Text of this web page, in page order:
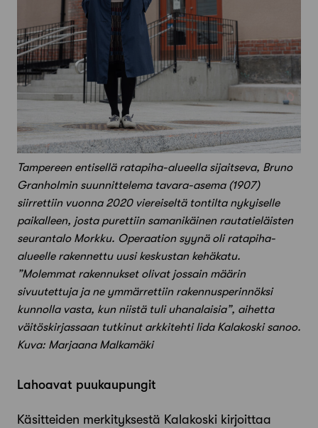
Tampereen entisellä ratapiha-alueella sijaitseva, Bruno
Granholmin suunnittelema tavara-asema (1907)
siirrettiin vuonna 2020 viereiseltä tontilta nykyiselle
paikalleen, josta purettiin samanikäinen rautatieläisten
seurantalo Morkku. Operaation syynä oli ratapiha-
alueelle rakennettu uusi keskustan kehäkatu.
”Molemmat rakennukset olivat jossain määrin
sivuutettuja ja ne ymmärrettiin rakennusperinnöksi
kunnolla vasta, kun niistä tuli uhanalaisia”, aihetta
väitöskirjassaan tutkinut arkkitehti Iida Kalakoski sanoo.
Kuva: Marjaana Malkamäki
Lahoavat puukaupungit
Käsitteiden merkityksestä Kalakoski kirjoittaa